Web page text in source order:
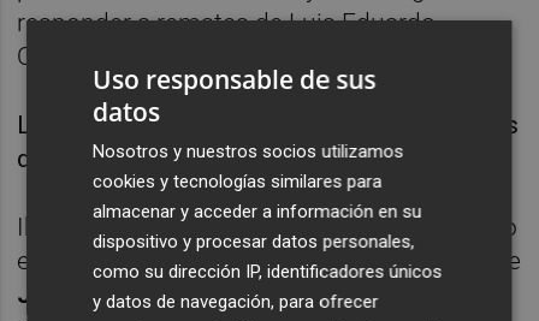
responder a remates de Luis Eduardo
Quintero y Arnau Solà.
La segunda parte fue muy disputada y con los
dos equipos llegando a las áreas.
Iker Álvarez evitó el 0-2 a tiro de Toral y luego
en un mano a mano con David Vicente y ante
Juan Carlos RealyAndrés López
Uso responsable de sus
datos
Nosotros y nuestros socios utilizamos
cookies y tecnologías similares para
almacenar y acceder a información en su
dispositivo y procesar datos personales,
como su dirección IP, identificadores únicos
y datos de navegación, para ofrecer